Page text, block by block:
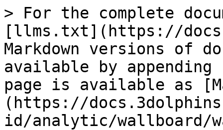
> For the complete
[llms.txt](https://
Markdown versions of
available by
page is available as
(https://
id/analytic/wallboard/